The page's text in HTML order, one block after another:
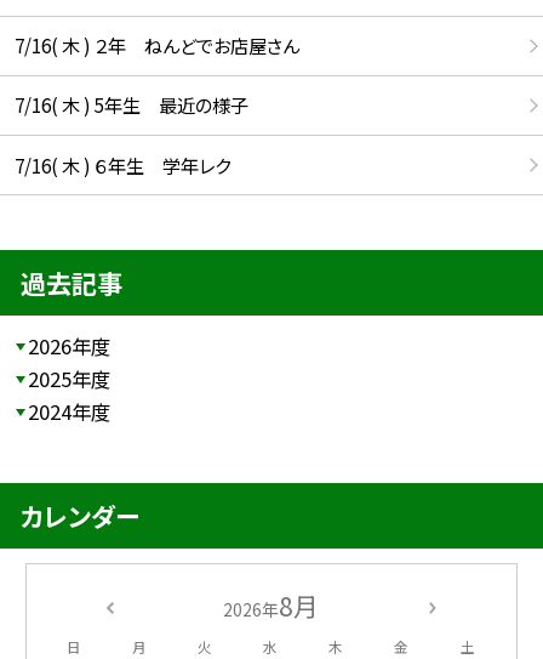
7/16( 木 ) ２年 ねんどでお店屋さん
7/16( 木 ) 5年生 最近の様子
7/16( 木 ) ６年生 学年レク
過去記事
2026年度
2025年度
2024年度
カレンダー
2026年8月
日 月 火 水 木 金 土